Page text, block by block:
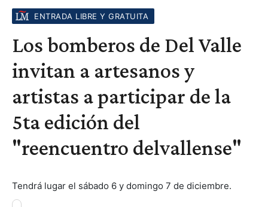
ENTRADA LIBRE Y GRATUITA
Los bomberos de Del Valle
invitan a artesanos y
artistas a participar de la
5ta edición del
"reencuentro delvallense"
Tendrá lugar el sábado 6 y domingo 7 de diciembre.